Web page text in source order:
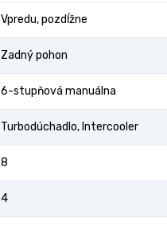
Vpredu, pozdĺžne
Zadný pohon
6-stupňová manuálna
Turbodúchadlo, Intercooler
8
4